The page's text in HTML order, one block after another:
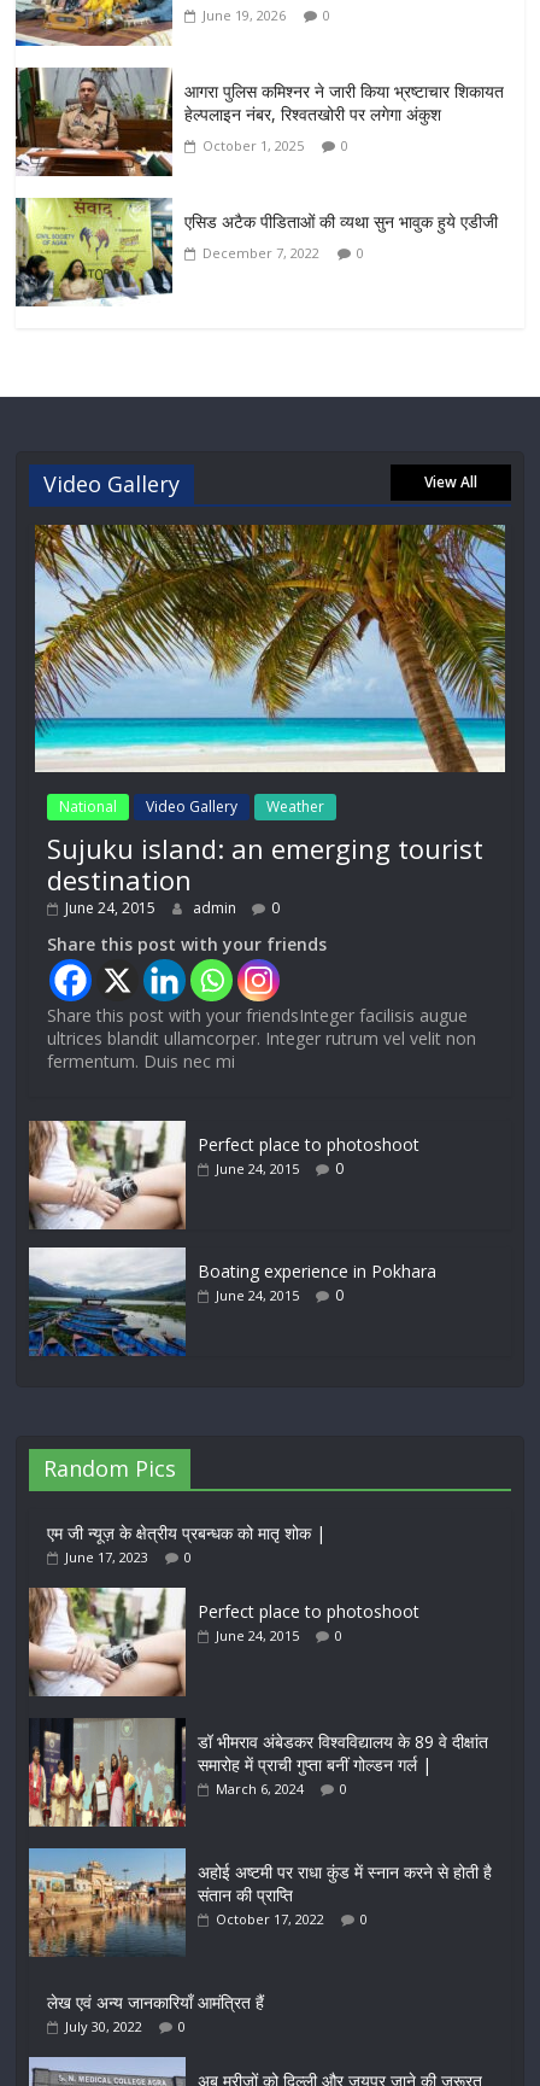
June 19, 2026 0
आगरा पुलिस कमिश्नर ने जारी किया भ्रष्टाचार शिकायत
हेल्पलाइन नंबर, रिश्वतखोरी पर लगेगा अंकुश
October 1, 2025 0
एसिड अटैक पीडिताओं की व्यथा सुन भावुक हुये एडीजी
December 7, 2022 0
Video Gallery View All
National Video Gallery Weather
Sujuku island: an emerging tourist
destination
June 24, 2015 admin 0
Share this post with your friends
Share this post with your friendsInteger facilisis augue
ultrices blandit ullamcorper. Integer rutrum vel velit non
fermentum. Duis nec mi
Perfect place to photoshoot
June 24, 2015 0
Boating experience in Pokhara
June 24, 2015 0
Random Pics
एम जी न्यूज़ के क्षेत्रीय प्रबन्धक को मातृ शोक |
June 17, 2023 0
Perfect place to photoshoot
June 24, 2015 0
डॉ भीमराव अंबेडकर विश्वविद्यालय के 89 वे दीक्षांत
समारोह में प्राची गुप्ता बनीं गोल्डन गर्ल |
March 6, 2024 0
अहोई अष्टमी पर राधा कुंड में स्नान करने से होती है
संतान की प्राप्ति
October 17, 2022 0
लेख एवं अन्य जानकारियाँ आमंत्रित हैं
July 30, 2022 0
अब मरीजों को दिल्ली और जयपुर जाने की जरूरत